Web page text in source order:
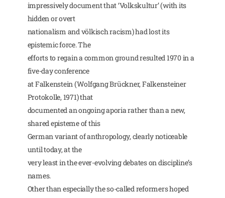
impressively document that ‘Volkskultur’ (with its
hidden or overt
nationalism and völkisch racism) had lost its
epistemic force. The
efforts to regain a common ground resulted 1970 in a
five-day conference
at Falkenstein (Wolfgang Brückner, Falkensteiner
Protokolle, 1971) that
documented an ongoing aporia rather than a new,
shared episteme of this
German variant of anthropology, clearly noticeable
until today, at the
very least in the ever-evolving debates on discipline’s
names.
Other than especially the so-called reformers hoped